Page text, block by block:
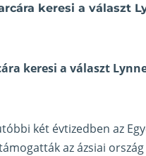
keresi a választ
keresi a választ
két évtizedben az
az ázsiai